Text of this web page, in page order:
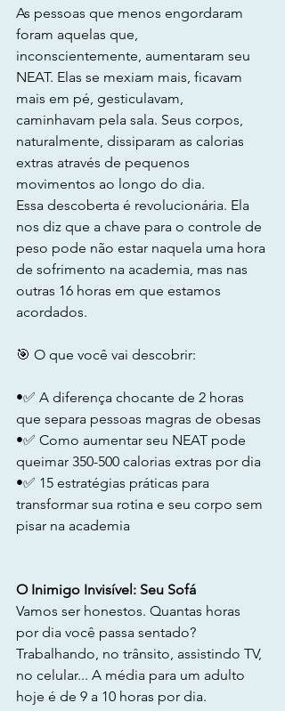
As pessoas que menos engordaram
foram aquelas que,
inconscientemente, aumentaram seu
NEAT. Elas se mexiam mais, ficavam
mais em pé, gesticulavam,
caminhavam pela sala. Seus corpos,
naturalmente, dissiparam as calorias
extras através de pequenos
movimentos ao longo do dia.
Essa descoberta é revolucionária. Ela
nos diz que a chave para o controle de
peso pode não estar naquela uma hora
de sofrimento na academia, mas nas
outras 16 horas em que estamos
acordados.
🎯 O que você vai descobrir:
•✅ A diferença chocante de 2 horas
que separa pessoas magras de obesas
•✅ Como aumentar seu NEAT pode
queimar 350-500 calorias extras por dia
•✅ 15 estratégias práticas para
transformar sua rotina e seu corpo sem
pisar na academia
O Inimigo Invisível: Seu Sofá
Vamos ser honestos. Quantas horas
por dia você passa sentado?
Trabalhando, no trânsito, assistindo TV,
no celular... A média para um adulto
hoje é de 9 a 10 horas por dia.